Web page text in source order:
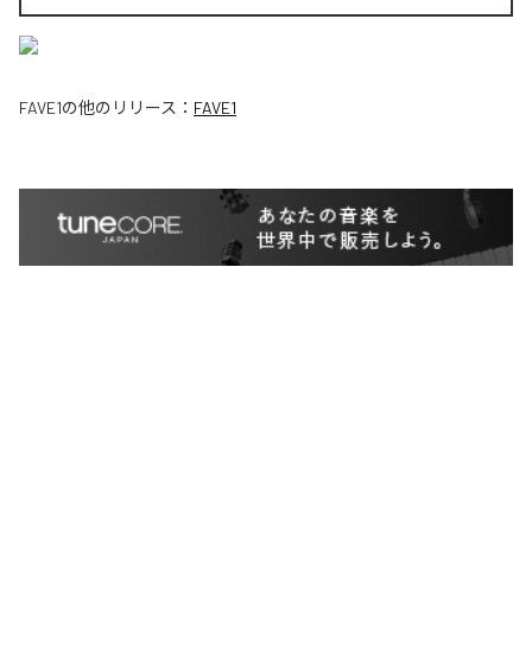
FAVE1の他のリリース： FAVE1